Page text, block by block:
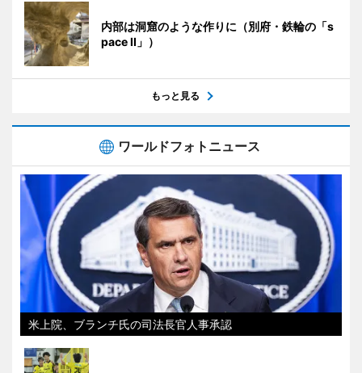
内部は洞窟のような作りに（別府・鉄輪の「s
pace II」）
もっと見る
ワールドフォトニュース
米上院、ブランチ氏の司法長官人事承認